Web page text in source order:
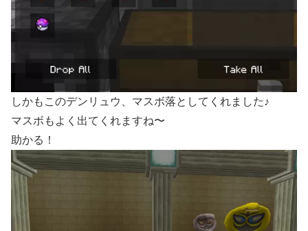
しかもこのデンリュウ、マスボ落としてくれました♪
マスボもよく出てくれますね〜
助かる！